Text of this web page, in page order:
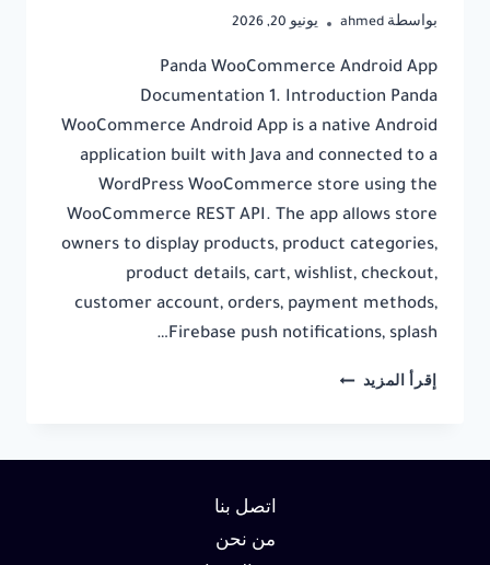
بواسطة ahmed يونيو 20, 2026
Panda WooCommerce Android App
Documentation 1. Introduction Panda
WooCommerce Android App is a native Android
application built with Java and connected to a
WordPress WooCommerce store using the
WooCommerce REST API. The app allows store
owners to display products, product categories,
product details, cart, wishlist, checkout,
customer account, orders, payment methods,
Firebase push notifications, splash…
إقرأ المزيد PANDA
اتصل بنا
من نحن